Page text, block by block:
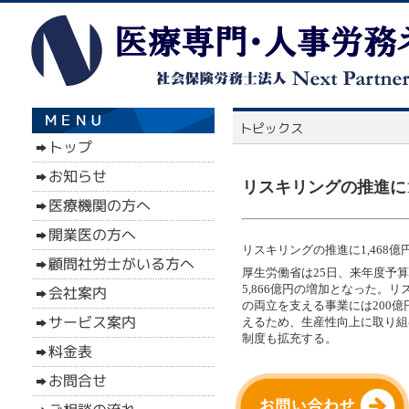
リスキリングの推進
リスキリングの推進に1,468
厚生労働省は25日、来年度予
5,866億円の増加となった。リ
の両立を支える事業には200
えるため、生産性向上に取り
制度も拡充する。